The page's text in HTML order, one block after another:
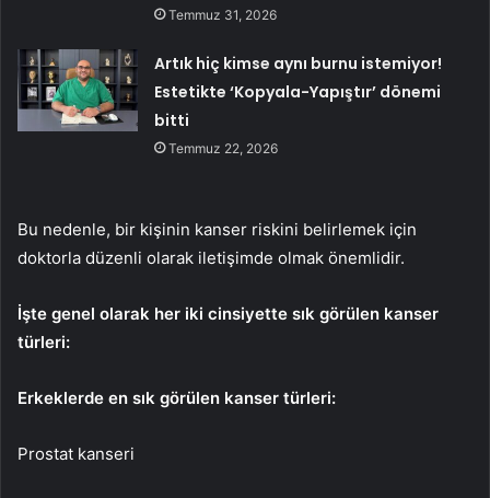
Temmuz 31, 2026
Artık hiç kimse aynı burnu istemiyor!
Estetikte ‘Kopyala-Yapıştır’ dönemi
bitti
Temmuz 22, 2026
Bu nedenle, bir kişinin kanser riskini belirlemek için
doktorla düzenli olarak iletişimde olmak önemlidir.
İşte genel olarak her iki cinsiyette sık görülen kanser
türleri:
Erkeklerde en sık görülen kanser türleri:
Prostat kanseri